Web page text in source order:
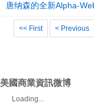
唐纳森的全新Alpha-
<< First < Previous
美國商業資訊微博
Loading...